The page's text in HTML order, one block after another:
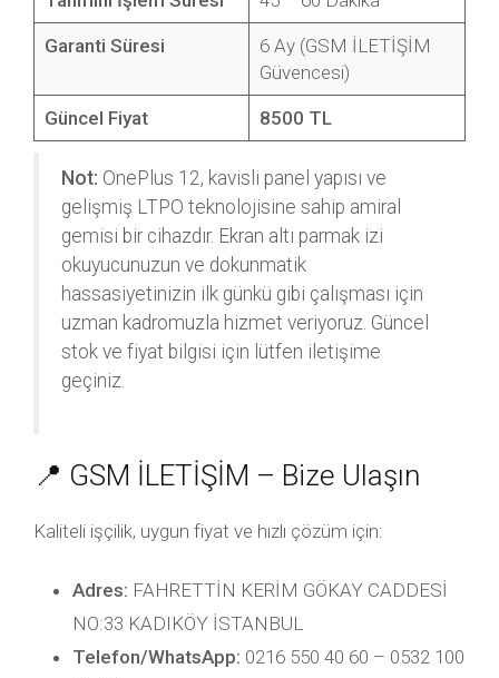
Garanti Süresi
6 Ay (GSM İLETİŞİM
Güvencesi)
Güncel Fiyat 8500 TL
Not: OnePlus 12, kavisli panel yapısı ve
gelişmiş LTPO teknolojisine sahip amiral
gemisi bir cihazdır. Ekran altı parmak izi
okuyucunuzun ve dokunmatik
hassasiyetinizin ilk günkü gibi çalışması için
uzman kadromuzla hizmet veriyoruz. Güncel
stok ve fiyat bilgisi için lütfen iletişime
geçiniz.
📍 GSM İLETİŞİM – Bize Ulaşın
Kaliteli işçilik, uygun fiyat ve hızlı çözüm için:
Adres: FAHRETTİN KERİM GÖKAY CADDESİ
NO:33 KADIKÖY İSTANBUL
Telefon/WhatsApp: 0216 550 40 60 – 0532 100